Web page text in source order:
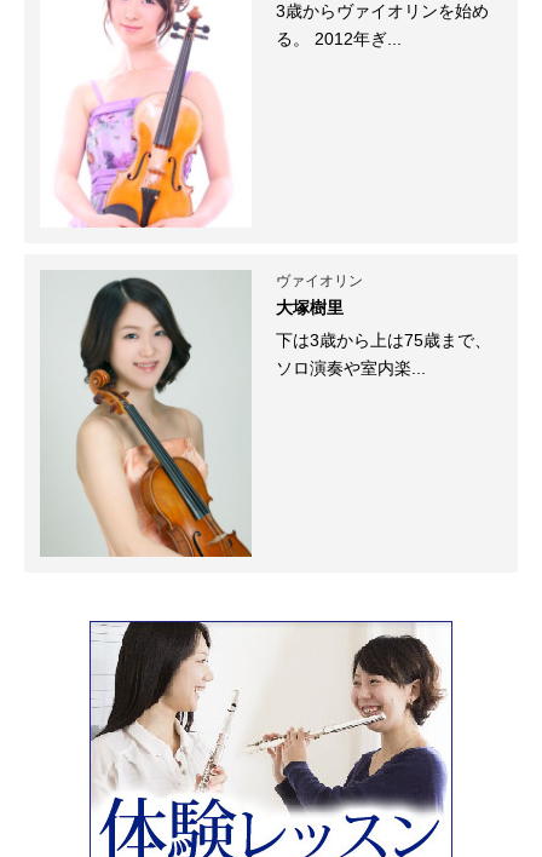
3歳からヴァイオリンを始め
る。 2012年ぎ...
ヴァイオリン
大塚樹里
下は3歳から上は75歳まで、
ソロ演奏や室内楽...